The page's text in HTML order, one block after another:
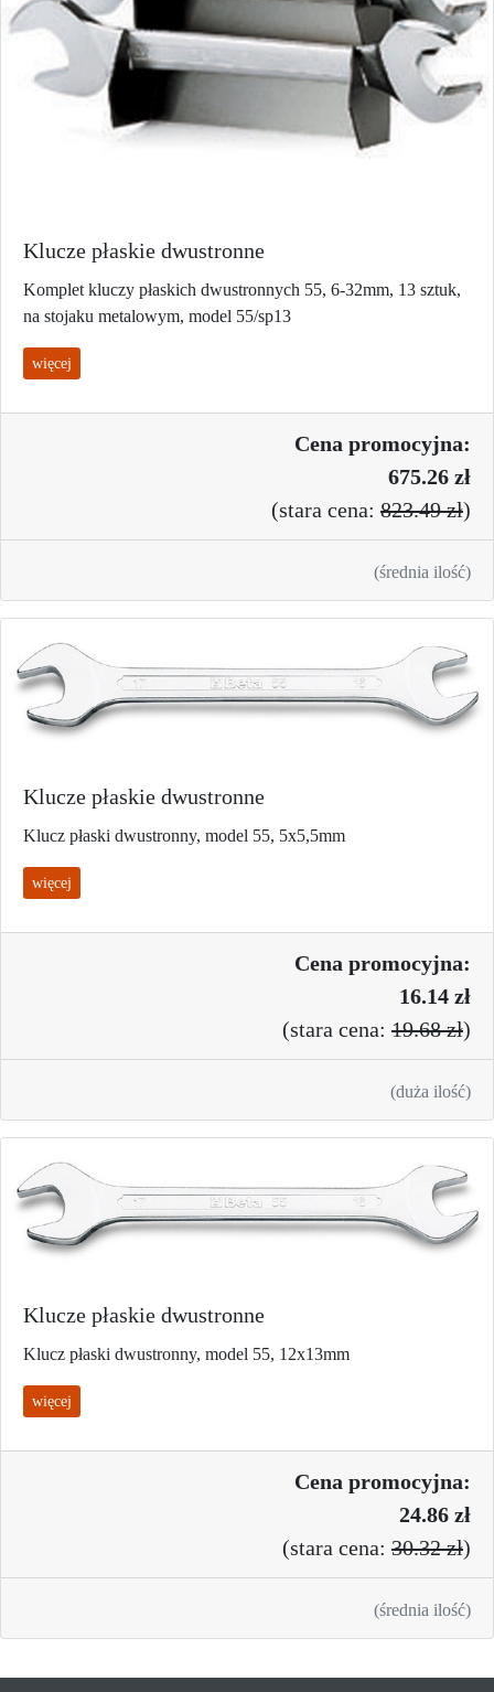
Klucze płaskie dwustronne
Komplet kluczy płaskich dwustronnych 55, 6-32mm, 13 sztuk,
na stojaku metalowym, model 55/sp13
więcej
Cena promocyjna:
675.26 zł
(stara cena: 823.49 zł)
(średnia ilość)
Klucze płaskie dwustronne
Klucz płaski dwustronny, model 55, 5x5,5mm
więcej
Cena promocyjna:
16.14 zł
(stara cena: 19.68 zł)
(duża ilość)
Klucze płaskie dwustronne
Klucz płaski dwustronny, model 55, 12x13mm
więcej
Cena promocyjna:
24.86 zł
(stara cena: 30.32 zł)
(średnia ilość)